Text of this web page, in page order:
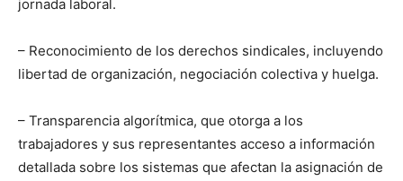
jornada laboral.
– Reconocimiento de los derechos sindicales, incluyendo
libertad de organización, negociación colectiva y huelga.
– Transparencia algorítmica, que otorga a los
trabajadores y sus representantes acceso a información
detallada sobre los sistemas que afectan la asignación de